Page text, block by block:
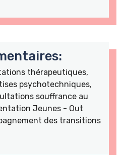
thérapeutiques,
psychotechniques,
souffrance au
Jeunes - Out
des transitions